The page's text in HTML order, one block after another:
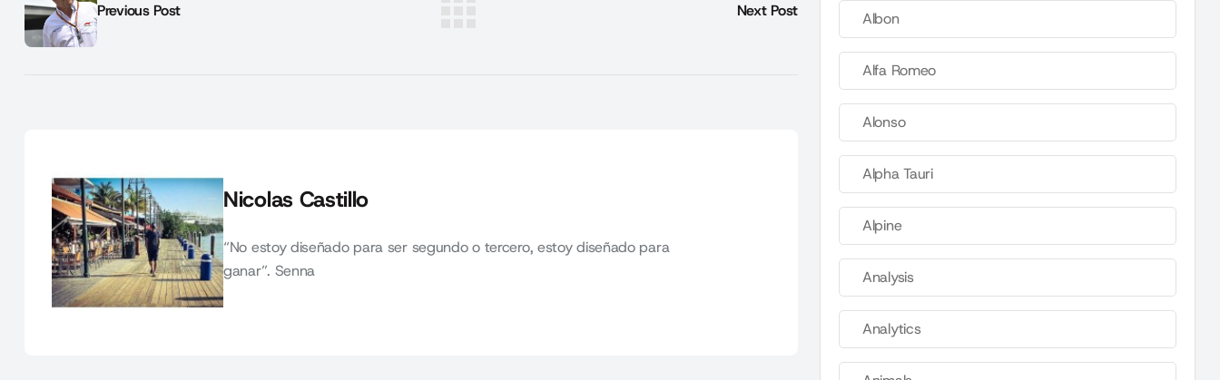
Previous Post Next Post
Nicolas Castillo
“No estoy diseñado para ser segundo o tercero, estoy diseñado para
ganar”. Senna
Albon
Alfa Romeo
Alonso
Alpha Tauri
Alpine
Analysis
Analytics